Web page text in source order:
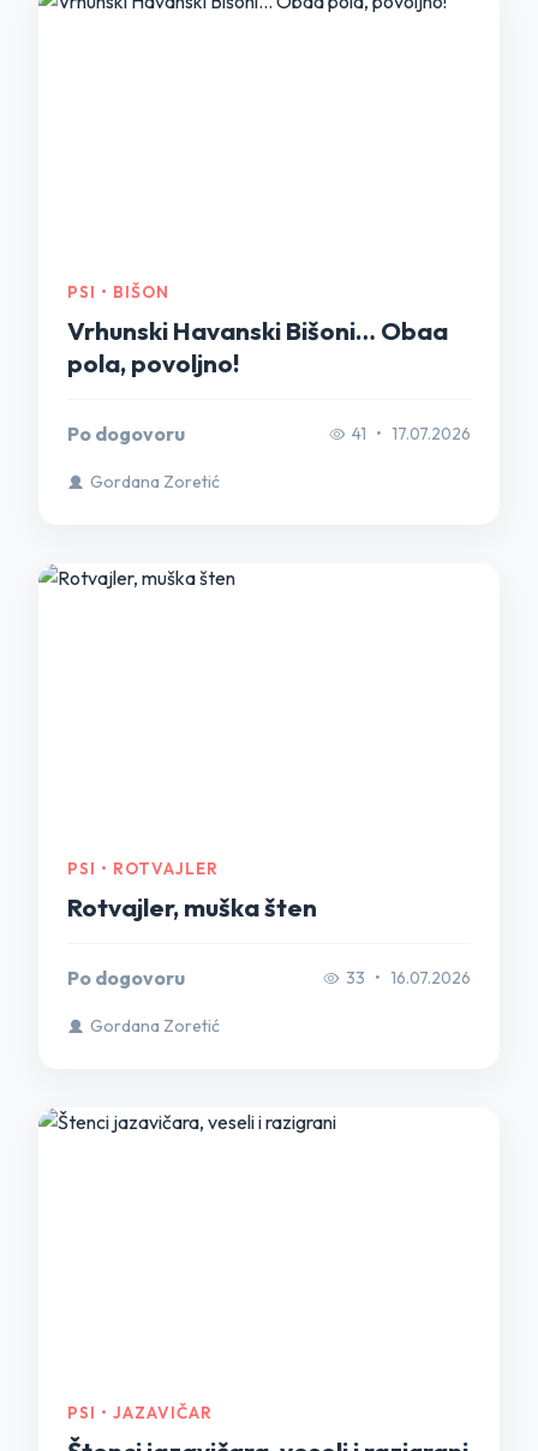
PSI • BIŠON
Vrhunski Havanski Bišoni… Obaa
pola, povoljno!
Po dogovoru 41 • 17.07.2026
Gordana Zoretić
PSI • ROTVAJLER
Rotvajler, muška šten
Po dogovoru 33 • 16.07.2026
Gordana Zoretić
PSI • JAZAVIČAR